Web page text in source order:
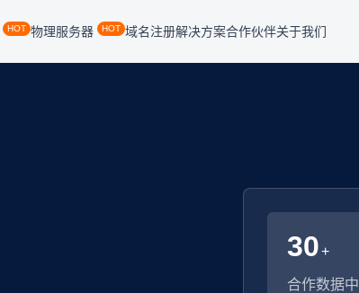
HOT 物理服务器 HOT 域名注册解决方案合作伙伴关于我们
30+
合作数据